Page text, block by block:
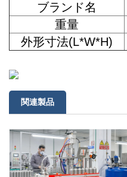
ブランド名
重量
外形寸法(L*W*H)
関連製品